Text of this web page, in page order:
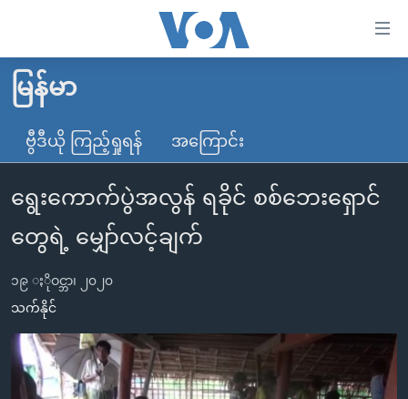
လွယ်ကူ
စေ
သည့်
များ
ပင်မ
သို့
ကျော်
ကြည့်
ရန်
ပင်မ
မူလစာမျက်နှာ
မြန်မာ
ကမ္ဘာ့သတင်းများ
နိုင်ငံတကာ
အမေရိကန်
အစ္စရေး-ပါလက်စတိုင်း
ဗွီဒီယို
သတင်းလွတ်လပ်ခွင့်
ရပ်ဝန်းတခု လမ်းတခု အလွန်
အင်္ဂလိပ်စာလေ့လာမယ်
မကြေးမုံရဲ့ အင်္ဂလိပ်စာ
ရုပ်ရှင်ထဲက အင်္ဂလိပ်စာ
ရေဒီယို
တီဗွီ
ရေဒီယိုနှင့်ရုပ်သံ အချက်အလက်များ
ရေဒီယို/တီဗွီအစီအစဉ်
မြန်မာ
ဗွီဒီယို ကြည့်ရှုရန် အကြောင်း
ရွေးကောက်ပွဲအလွန် ရခိုင် စစ်ဘေးရှောင်
တွေရဲ့ မျှော်လင့်ချက်
၁၉ ႏိုဝင္ဘာ၊ ၂၀၂၀
သက်နိုင်